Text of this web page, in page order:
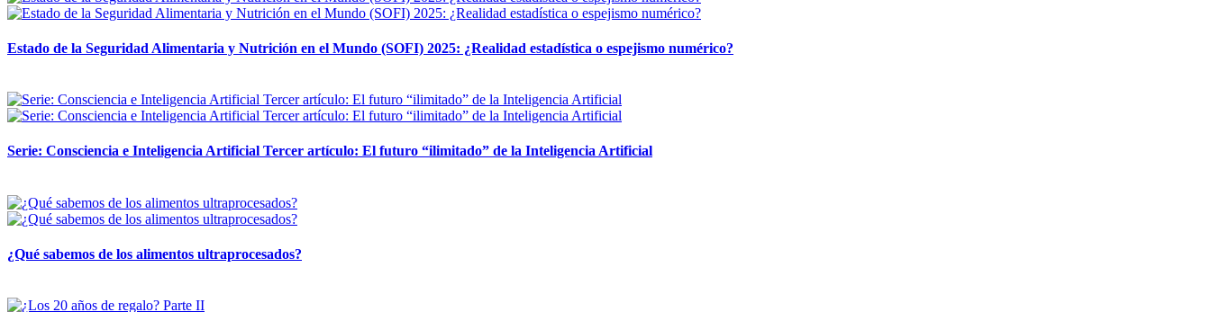
Estado de la Seguridad Alimentaria y Nutrición en el Mundo (SOFI) 2025: ¿Realidad estadística o espejismo numérico?
Serie: Consciencia e Inteligencia Artificial Tercer artículo: El futuro “ilimitado” de la Inteligencia Artificial
¿Qué sabemos de los alimentos ultraprocesados?